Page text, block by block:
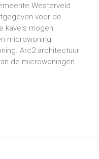
Westerveld
voor de
kavels mogen
microwoning
Arc2 architectuur
de microwoningen.